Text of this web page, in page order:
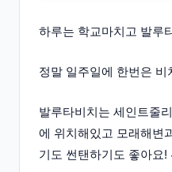
하루는 학교마치고 발루
정말 일주일에 한번은 비
발루타비치는 세인트줄
에 위치해있고 모래해변
기도 썬탠하기도 좋아요!